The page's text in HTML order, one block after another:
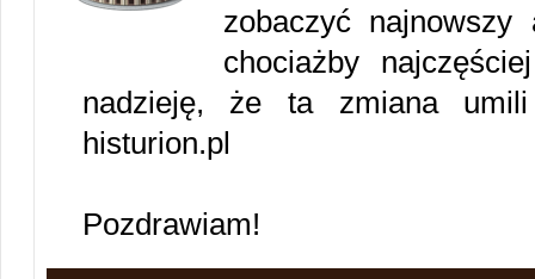
zobaczyć najnowszy
chociażby
nadzieję, że ta zmiana
histurion.pl
Pozdrawiam!